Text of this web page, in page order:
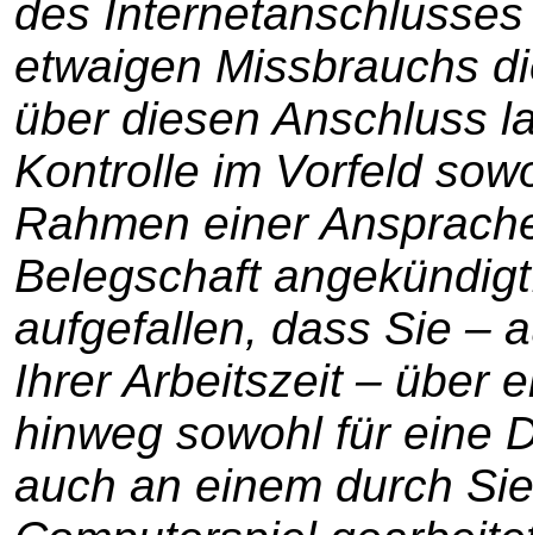
des
etwaigen Missbrauchs
über diesen Anschluss
Kontrolle im Vorfeld
Rahmen einer
Belegschaft
aufgefallen, dass Sie –
Ihrer Arbeitszeit – über
hinweg sowohl für eine
auch an einem durch